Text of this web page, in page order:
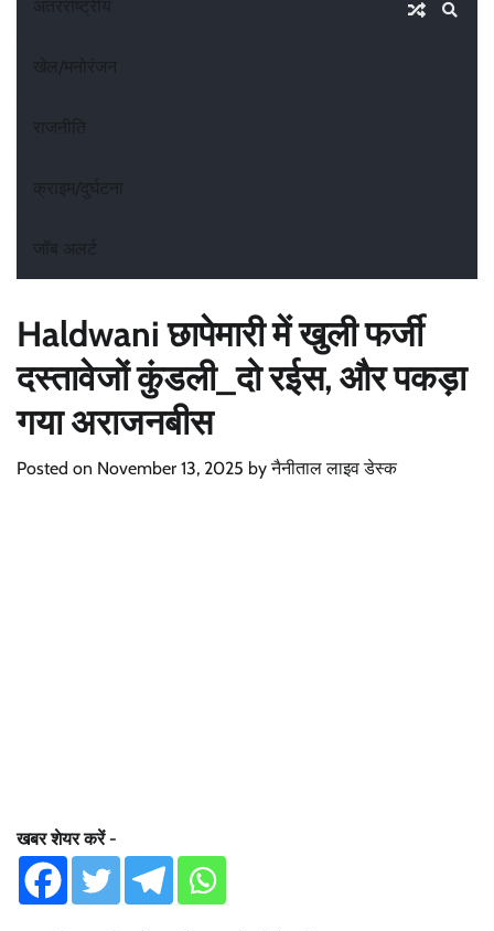
अंतरराष्ट्रीय
खेल/मनोरंजन
राजनीति
क्राइम/दुर्घटना
जॉब अलर्ट
Haldwani छापेमारी में खुली फर्जी
दस्तावेजों कुंडली_दो रईस, और पकड़ा
गया अराजनबीस
Posted on November 13, 2025 byनैनीताल लाइव डेस्क
खबर शेयर करें -